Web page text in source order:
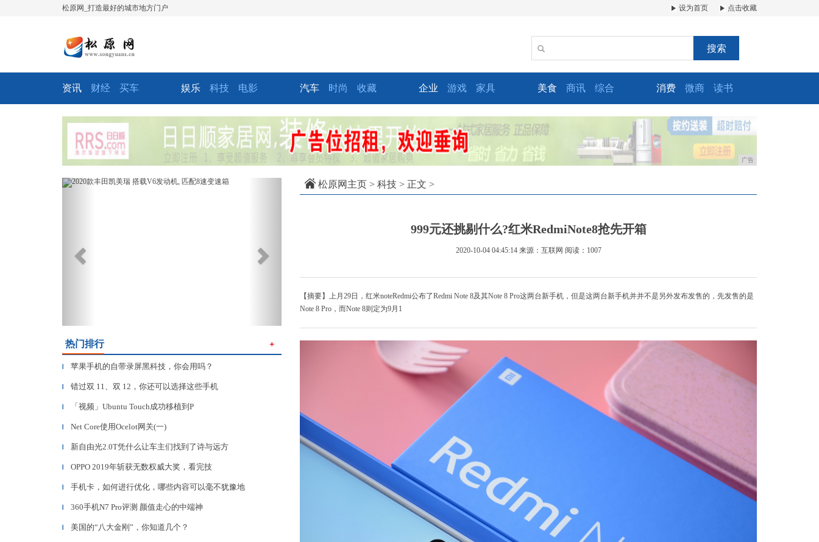
松原网_打造最好的城市地方门户 设为首页 点击收藏
搜索
资讯 财经 买车 娱乐 科技 电影 汽车 时尚 收藏 企业 游戏 家具 美食 商讯 综合 消费 微商 读书
广告
Previous
热门排行 ＋
▎ 苹果手机的自带录屏黑科技，你会用吗？
▎ 错过双 11、双 12，你还可以选择这些手机
▎ 「视频」Ubuntu Touch成功移植到P
▎ Net Core使用Ocelot网关(一)
▎ 新自由光2.0T凭什么让车主们找到了诗与远方
▎ OPPO 2019年斩获无数权威大奖，看完技
▎ 手机卡，如何进行优化，哪些内容可以毫不犹豫地
▎ 360手机N7 Pro评测 颜值走心的中端神
▎ 美国的“八大金刚”，你知道几个？
松原网主页 > 科技 > 正文 >
999元还挑剔什么?红米RedmiNote8抢先开箱
2020-10-04 04:45:14 来源：互联网 阅读：1007
【摘要】上月29日，红米noteRedmi公布了Redmi Note 8及其Note 8 Pro这两台新手机，但是这两台新手机并并不是另外发布发售的，先发售的是
Note 8 Pro，而Note 8则定为9月1